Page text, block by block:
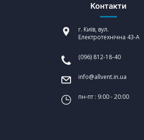
Контакти
г. Київ, вул.
Електротехнічна 43-А
(096) 812-18-40
info@allvent.in.ua
пн-пт : 9:00 - 20:00